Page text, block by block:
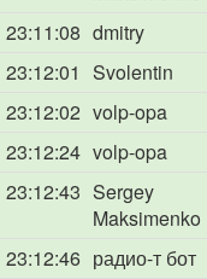
23:11:08 dmitry
23:12:01 Svolentin
23:12:02 volp-opa
23:12:24 volp-opa
23:12:43 Sergey
Maksimenko
23:12:46 радио-т бот